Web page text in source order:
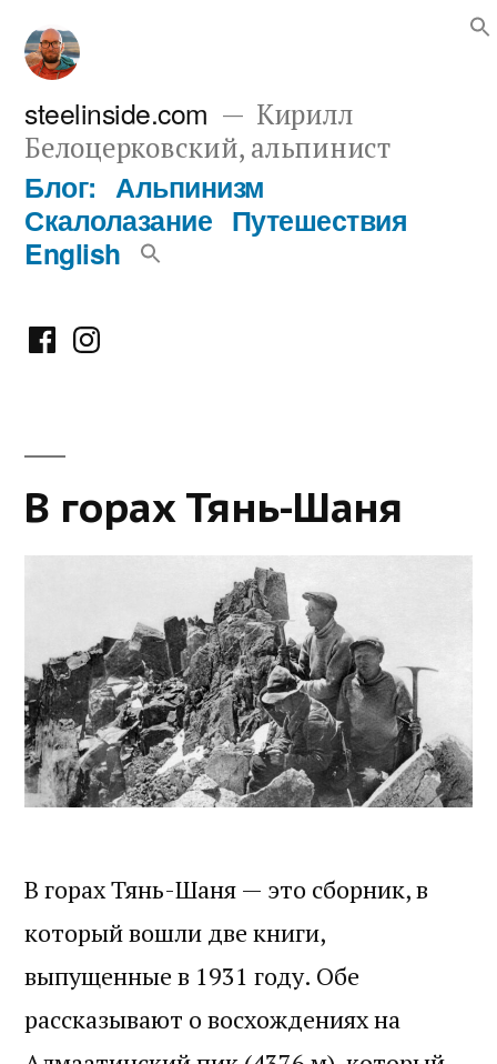
Перейти
содержимому
steelinside.com
Кирилл
Белоцерковский, альпинист
Блог: Альпинизм
Скалолазание Путешествия
English
ФейсбукИнстаграм
В горах Тянь-Шаня
В горах Тянь-Шаня — это сборник, в
который вошли две книги,
выпущенные в 1931 году. Обе
рассказывают о восхождениях на